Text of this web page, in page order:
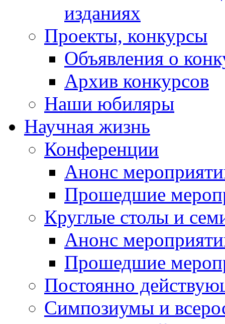
изданиях
Проекты, конкурсы
Объявления о
Архив конкурсов
Наши юбиляры
Научная жизнь
Конференции
Анонс
Прошедшие
Круглые столы и
Анонс
Прошедшие
Постоянно
Симпозиумы и